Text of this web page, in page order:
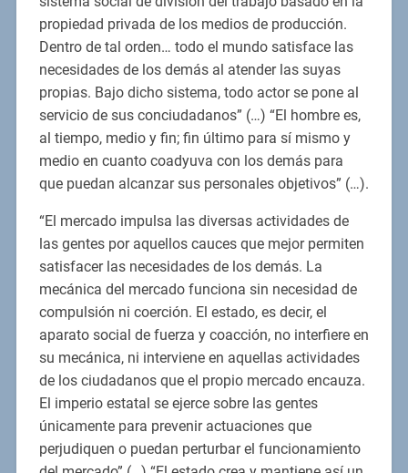
propiedad privada de los medios de producción.
Dentro de tal orden… todo el mundo satisface las
necesidades de los demás al atender las suyas
propias. Bajo dicho sistema, todo actor se pone al
servicio de sus conciudadanos” (…) “El hombre es,
al tiempo, medio y fin; fin último para sí mismo y
medio en cuanto coadyuva con los demás para
que puedan alcanzar sus personales objetivos” (…).
“El mercado impulsa las diversas actividades de
las gentes por aquellos cauces que mejor permiten
satisfacer las necesidades de los demás. La
mecánica del mercado funciona sin necesidad de
compulsión ni coerción. El estado, es decir, el
aparato social de fuerza y coacción, no interfiere en
su mecánica, ni interviene en aquellas actividades
de los ciudadanos que el propio mercado encauza.
El imperio estatal se ejerce sobre las gentes
únicamente para prevenir actuaciones que
perjudiquen o puedan perturbar el funcionamiento